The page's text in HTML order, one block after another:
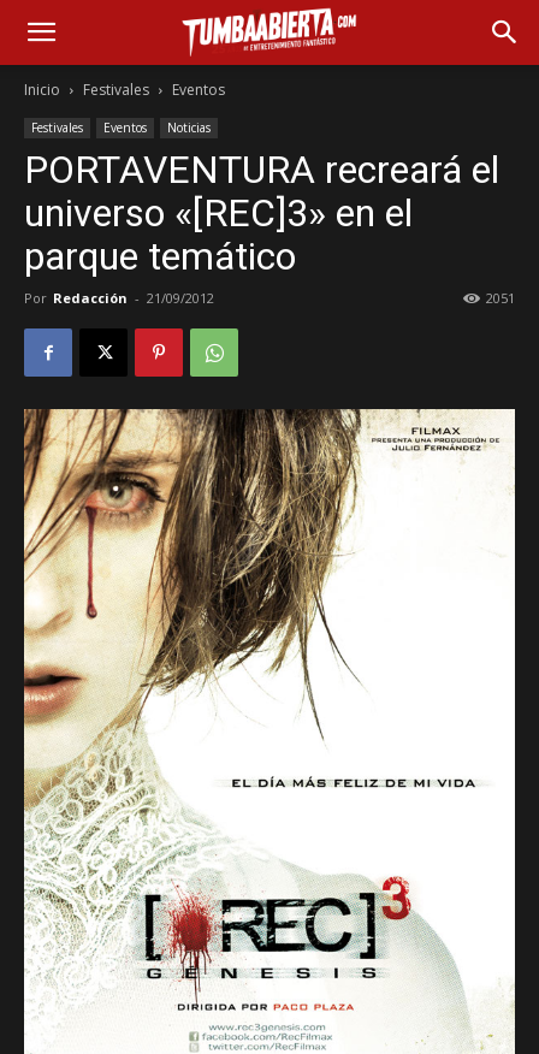
Inicio Festivales Eventos
Festivales Eventos Noticias
PORTAVENTURA recreará el
universo «[REC]3» en el
parque temático
Por Redacción - 21/09/2012 2051